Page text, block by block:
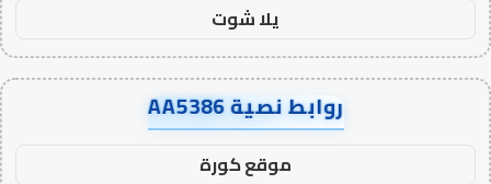
يلا شوت
روابط نصية AA5386
موقع كورة